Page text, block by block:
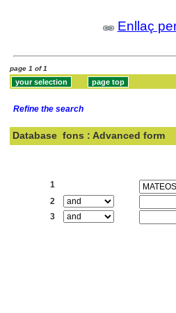
Enllaç
page 1 of 1
Refine the search
Database fons : Advanced form
1
2
3